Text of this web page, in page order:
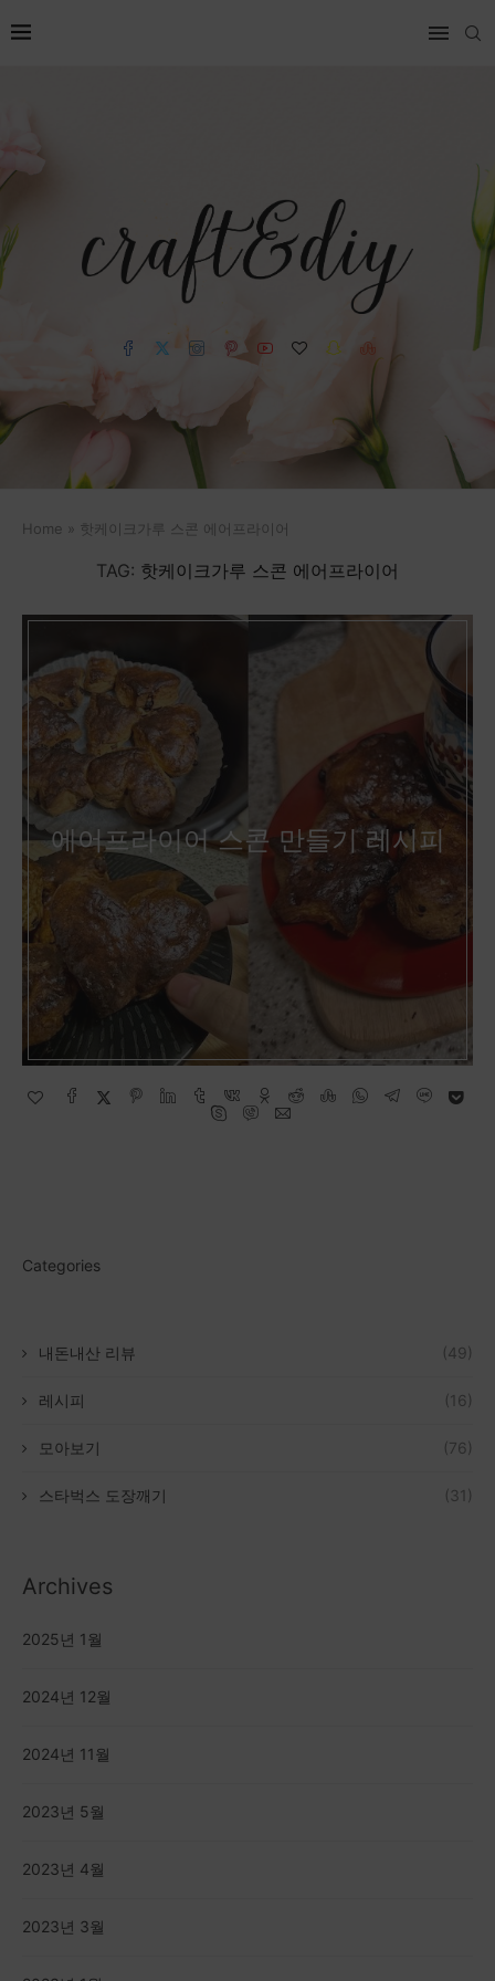
Home » 핫케이크가루 스콘 에어프라이어
TAG: 핫케이크가루 스콘 에어프라이어
에어프라이어 스콘 만들기 레시피
Categories
내돈내산 리뷰 (49)
레시피 (16)
모아보기 (76)
스타벅스 도장깨기 (31)
Archives
2025년 1월
2024년 12월
2024년 11월
2023년 5월
2023년 4월
2023년 3월